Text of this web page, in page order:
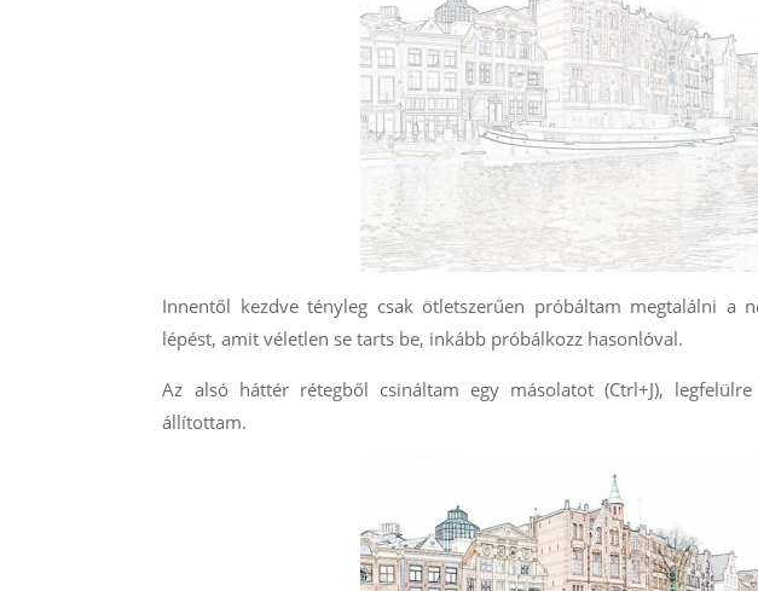
Innentől kezdve tényleg csak ötletszerűen próbáltam megtalálni a
lépést, amit véletlen se tarts be, inkább próbálkozz hasonlóval.
Az alsó háttér rétegből csináltam egy másolatot (Ctrl+J),
állítottam.